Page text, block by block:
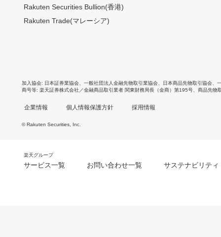
Rakuten Securities Bullion(香港)
Rakuten Trade(マレーシア)
加入協会 日本証券業協会 一般社団法人金融先物取引業協会 日本商品先物取引協会
商号等 楽天証券株式会社／金融商品取引業者 関東財務局長（金商）第195号、商品先物
企業情報 個人情報保護方針 採用情報
© Rakuten Securities, Inc.
楽天グループ
サービス一覧 お問い合わせ一覧 サステナビリティ